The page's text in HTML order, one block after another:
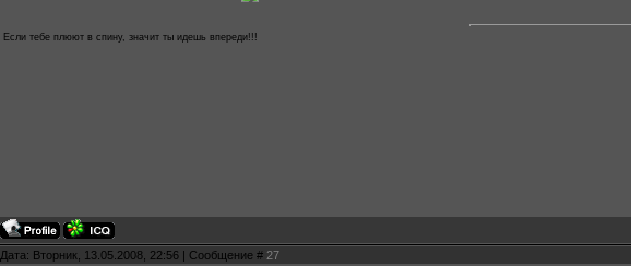
Если тебе плюют в спину, значит ты идешь впереди!!!
Дата: Вторник, 13.05.2008, 22:56 | Сообщение # 27